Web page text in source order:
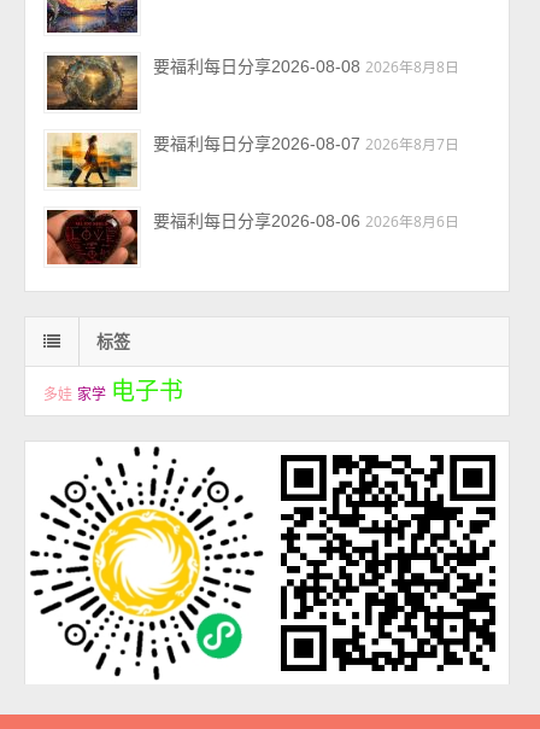
要福利每日分享2026-08-08 2026年8月8日
要福利每日分享2026-08-07 2026年8月7日
要福利每日分享2026-08-06 2026年8月6日
标签
多娃 家学 电子书